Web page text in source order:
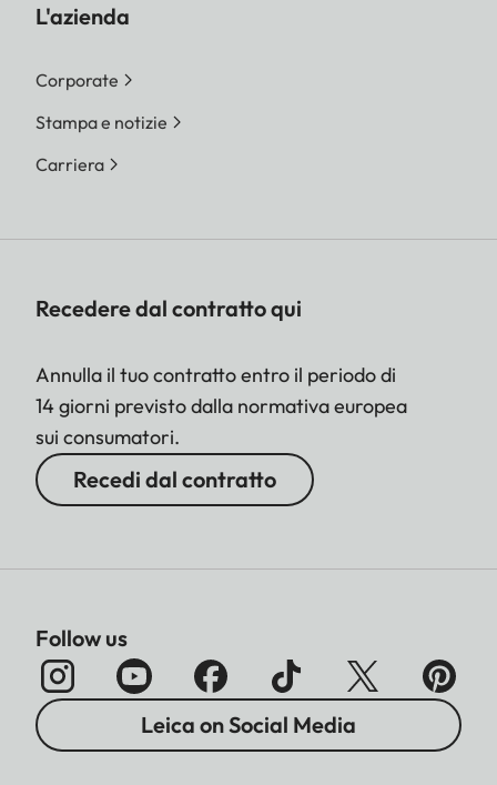
L'azienda
Corporate
Stampa e notizie
Carriera
Recedere dal contratto qui
Annulla il tuo contratto entro il periodo di
14 giorni previsto dalla normativa europea
sui consumatori.
Recedi dal contratto
Follow us
Leica on Social Media